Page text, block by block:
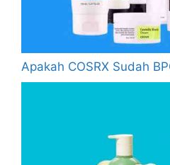
Apakah COSRX Sudah